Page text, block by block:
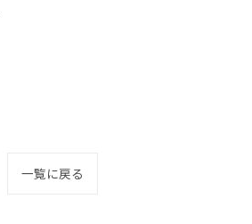
一覧に戻る